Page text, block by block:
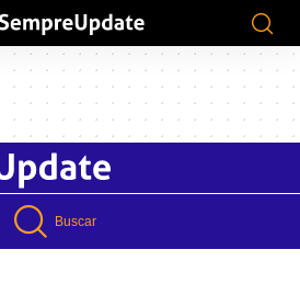
Buscar